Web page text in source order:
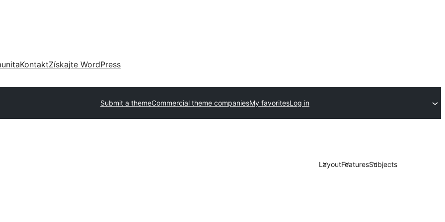
KontaktZískajte WordPress
Submit a themeCommercial theme companiesMy favoritesLog in
LayoutFeaturesSubjects